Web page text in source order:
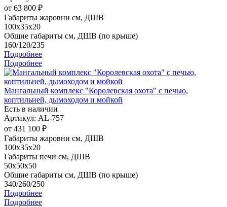
от 63 800 ₽
Габариты жаровни см, ДШВ
100x35x20
Общие габариты см, ДШВ (по крыше)
160/120/235
Подробнее
Подробнее
Мангальный комплекс "Королевская охота" с печью,
коптильней, дымоходом и мойкой
Есть в наличии
Артикул: AL-757
от 431 100 ₽
Габариты жаровни см, ДШВ
100x35x20
Габариты печи см, ДШВ
50x50x50
Общие габариты см, ДШВ (по крыше)
340/260/250
Подробнее
Подробнее